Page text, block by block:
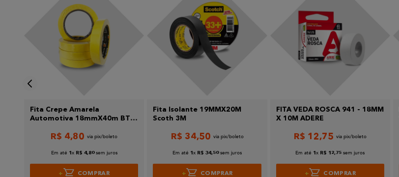
Enviar avaliação
Fita Crepe Amarela
Automotiva 18mmX40m BT
R$ 4,80
Em até 1 x R$ 4 ,80 sem juros
COMPRAR
Fita Isolante 19MMX20M
Scoth 3M
R$ 34,50
Em até 1x R$ 34,50 sem juros
COMPRAR
FITA VEDA ROSCA 941 - 18MM
X 10M ADERE
R$ 12,75
Em até 1x R$ 12,75 sem juros
COMPRAR